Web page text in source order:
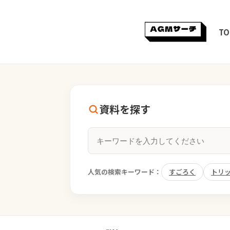
資料を探す
人気の検索キーワード： すごろく トリ